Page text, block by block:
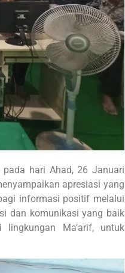
pada hari Ahad, 26 Januari
apresiasi yang
informasi positif melalui
dan komunikasi yang baik
Ma’arif, untuk